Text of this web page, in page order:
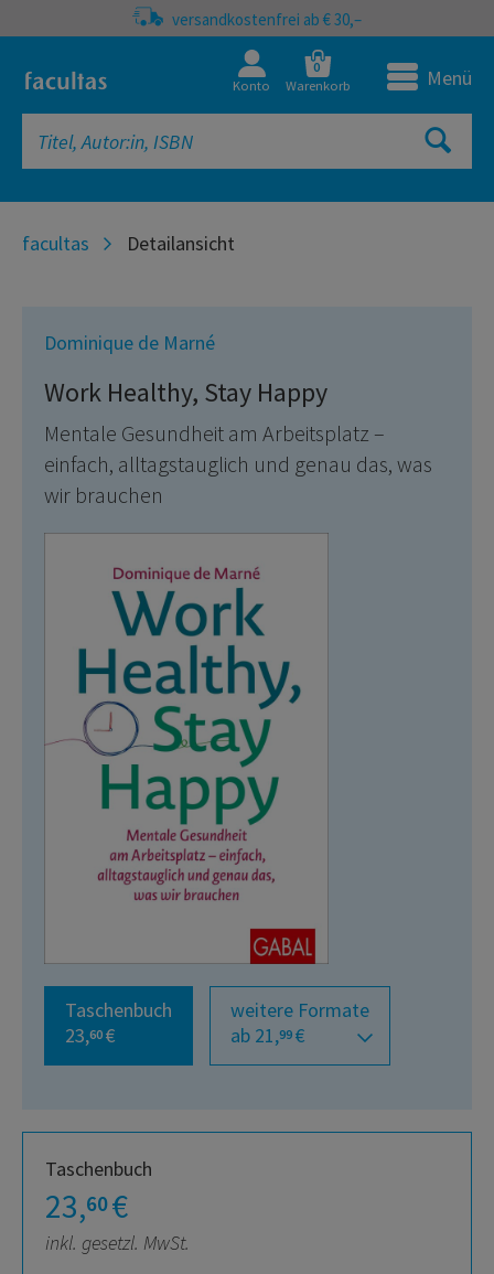
versandkostenfrei ab € 30,–
Konto
0
Warenkorb Menü
facultas Detailansicht
Dominique de Marné
Work Healthy, Stay Happy
Mentale Gesundheit am Arbeitsplatz –
einfach, alltagstauglich und genau das, was
wir brauchen
Taschenbuch
23,60 €
weitere Formate
ab 21,99 €
Taschenbuch
23,60€
inkl. gesetzl. MwSt.